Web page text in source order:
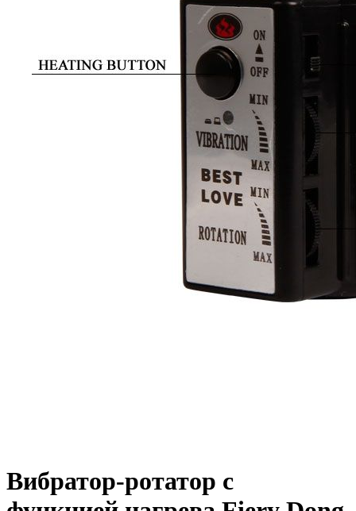
Вибратор-ротатор с